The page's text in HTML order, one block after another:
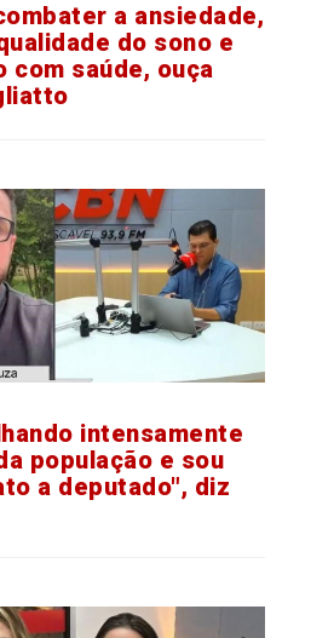
a ansiedade,
do sono e
com saúde, ouça
intensamente
população e sou
a deputado", diz